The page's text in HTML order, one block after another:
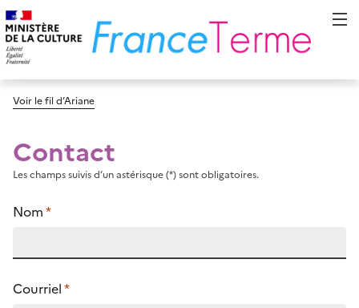
Voir le fil d’Ariane
Contact
Les champs suivis d’un astérisque (*) sont obligatoires.
Nom*
Courriel*